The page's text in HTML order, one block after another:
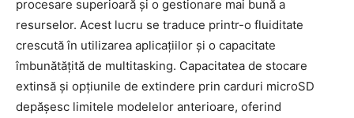
procesare superioară și o gestionare mai bună a
resurselor. Acest lucru se traduce printr-o fluiditate
crescută în utilizarea aplicațiilor și o capacitate
îmbunătățită de multitasking. Capacitatea de stocare
extinsă și opțiunile de extindere prin carduri microSD
depășesc limitele modelelor anterioare, oferind